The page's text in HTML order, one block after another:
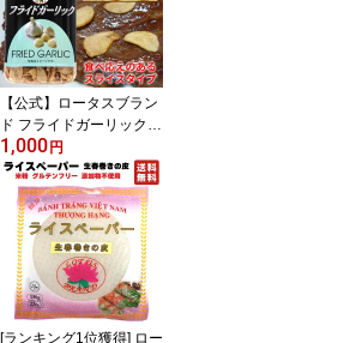
【公式】ロータスブラン
ド フライドガーリック
スライスタイプ 140g (1
個) Fried Garlic Slice ス
テーキ パスタ サラダ ラ
ーメン カレー BBQ
1,000 円
[ランキング1位獲得] ロー